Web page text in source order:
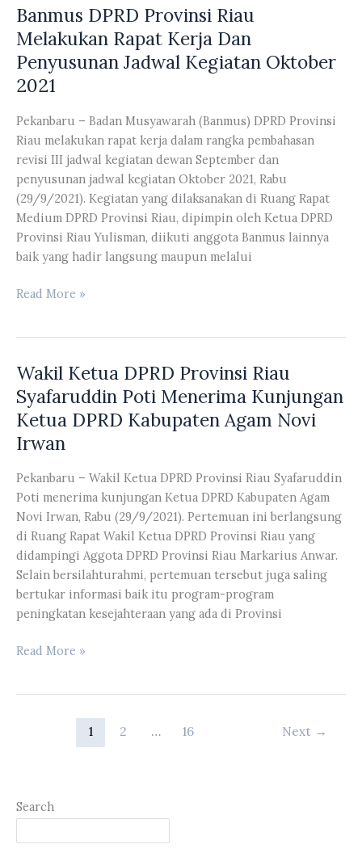
Provinsi
Riau
Agus
Hartanto
Acara
Pembukaan
Donor
Darah
HUT
TNI
Ke-
76
Banmus DPRD Provinsi Riau
Melakukan Rapat Kerja Dan
Penyusunan Jadwal Kegiatan Oktober
2021
Pekanbaru – Badan Musyawarah (Banmus) DPRD Provinsi
Riau melakukan rapat kerja dalam rangka pembahasan
revisi III jadwal kegiatan dewan September dan
penyusunan jadwal kegiatan Oktober 2021, Rabu
(29/9/2021). Kegiatan yang dilaksanakan di Ruang Rapat
Medium DPRD Provinsi Riau, dipimpin oleh Ketua DPRD
Provinsi Riau Yulisman, diikuti anggota Banmus lainnya
baik yang hadir langsung maupun melalui
Banmus
Melakukan
Rapat
Kerja
Dan
Penyusunan
Kegiatan
Oktober
2021
Read More »
Wakil Ketua DPRD Provinsi Riau
Syafaruddin Poti Menerima Kunjungan
Ketua DPRD Kabupaten Agam Novi
Irwan
Pekanbaru – Wakil Ketua DPRD Provinsi Riau Syafaruddin
Poti menerima kunjungan Ketua DPRD Kabupaten Agam
Novi Irwan, Rabu (29/9/2021). Pertemuan ini berlangsung
di Ruang Rapat Wakil Ketua DPRD Provinsi Riau yang
didampingi Aggota DPRD Provinsi Riau Markarius Anwar.
Selain bersilahturahmi, pertemuan tersebut juga saling
bertukar informasi baik itu program-program
peningkatan kesejahteraan yang ada di Provinsi
Wakil
Syafaruddin
Kunjungan
Ketua
DPRD
Read More »
1 2 … 16 Next →
Search